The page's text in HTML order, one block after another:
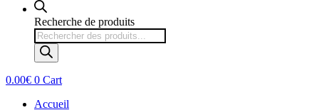
Recherche de produits
0.00€ 0 Cart
Accueil